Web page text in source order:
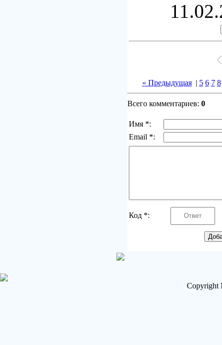
« Предыдущая| 5 6 7 8
Всего комментариев: 0
Имя *:
Email *:
Код *:
Copyright